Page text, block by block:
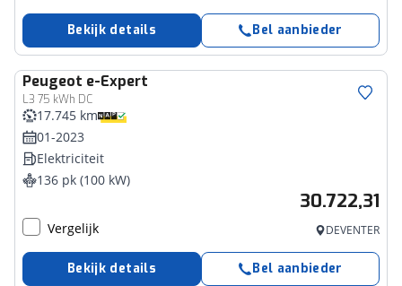
Bekijk details Bel aanbieder
Peugeot e-Expert
L3 75 kWh DC
Bedrijfswagen
17.745 km
01-2023
Elektriciteit
136 pk (100 kW)
30.722,31
Vergelijk DEVENTER
Bekijk details Bel aanbieder